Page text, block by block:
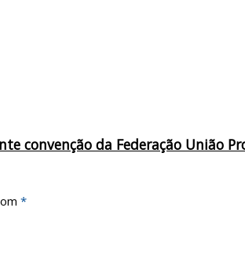
convenção da Federação União
*